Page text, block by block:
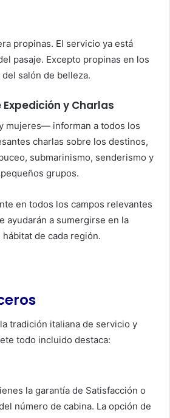
propinas. El servicio ya está
pasaje. Excepto propinas en los
salón de belleza.
y Charlas
mujeres— informan a todos los
charlas sobre los destinos,
submarinismo, senderismo y
grupos.
en todos los campos relevantes
ayudarán a sumergirse en la
de cada región.
tradición italiana de servicio y
todo incluido destaca:
la garantía de Satisfacción o
número de cabina. La opción de